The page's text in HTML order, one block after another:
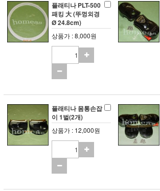
플래티나 PLT-500
패킹 大 (뚜껑외경
Ø 24.8cm)
상품가 : 8,000원
플래티나 몸통손잡
이 1벌(2개)
상품가 : 12,000원